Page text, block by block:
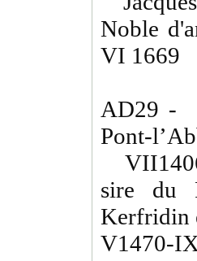
Noble
VI 1669
AD29
Pont-
sire du
Kerfridin